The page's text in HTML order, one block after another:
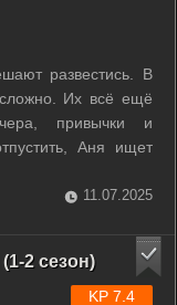
развестись. В
Их всё ещё
привычки и
Аня ищет
Их окружение —
что без Ромы и
11.07.2025
2 сезон)
KP 7.4